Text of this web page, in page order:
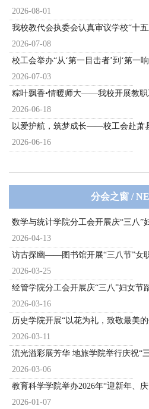
2026-08-01
我校教代会执委会认真审议学校“十
2026-07-08
校工会举办“从‘第一目击者’到‘第一
2026-07-03
粽叶飘香•情暖师大——我校开展教职
2026-06-18
以爱护航，筑梦成长——校工会赴萧
2026-06-16
分会之窗 /
数学与统计学院分工会开展庆“三八”
2026-04-13
访古探幽——图书馆开展“三八节”女
2026-03-25
经管学院分工会开展庆“三八”妇女节
2026-03-16
历史学院开展“以花为礼，致敬最美
2026-03-11
流光溢彩展芳华 地旅学院举行庆祝“
2026-03-06
教育科学学院举办2026年“迎新年、
2026-01-07